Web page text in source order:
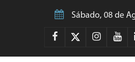
Sábado, 08 de